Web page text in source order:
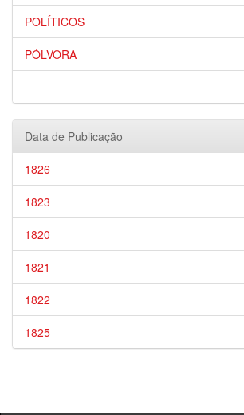
POLÍTICOS
PÓLVORA
Data de Publicação
1826
1823
1820
1821
1822
1825